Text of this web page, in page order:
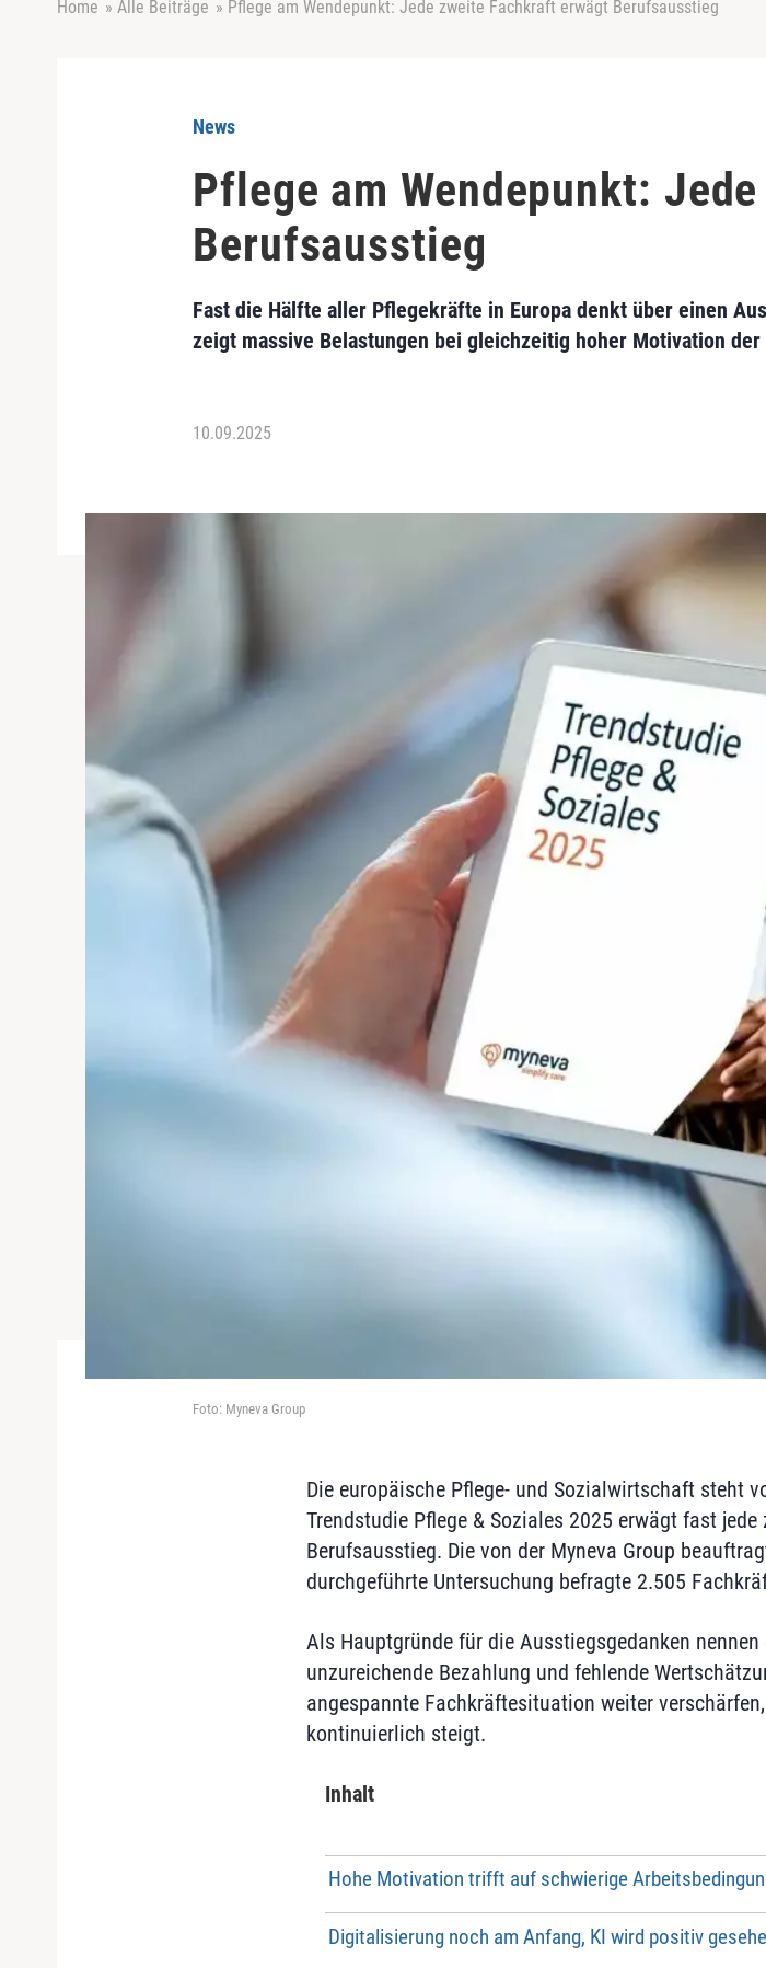
Home » Alle Beiträge » Pflege am Wendepunkt: Jede zweite Fachkraft erwägt Berufsausstieg
News
Pflege am Wendepunkt:
Berufsausstieg
Fast die Hälfte aller Pflegekräfte in Europa denkt über einen
zeigt massive Belastungen bei gleichzeitig hoher Motivation
10.09.2025
Foto: Myneva Group
Die europäische Pflege- und Sozialwirtschaft steht
Trendstudie Pflege & Soziales 2025 erwägt fast
Berufsausstieg. Die von der Myneva Group
durchgeführte Untersuchung befragte 2.505
Als Hauptgründe für die Ausstiegsgedanken
unzureichende Bezahlung und fehlende
angespannte Fachkräftesituation weiter
kontinuierlich steigt.
Inhalt
Hohe Motivation trifft auf schwierige
Digitalisierung noch am Anfang, KI wird positiv